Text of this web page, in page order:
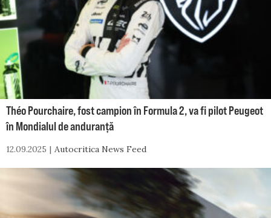
Théo Pourchaire, fost campion în Formula 2, va fi pilot Peugeot
în Mondialul de anduranță
12.09.2025 Autocritica News Feed